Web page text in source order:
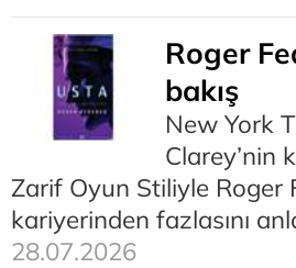
Roger
bakış
New York
Clarey’nin
Zarif Oyun Stiliyle Roger
kariyerinden fazlasını
28.07.2026